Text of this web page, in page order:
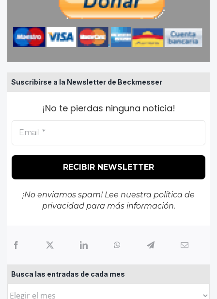
Suscribirse a la Newsletter de Beckmesser
¡No te pierdas ninguna noticia!
¡No enviamos spam! Lee nuestra política de
privacidadpara más información.
Busca las entradas de cada mes
Busca